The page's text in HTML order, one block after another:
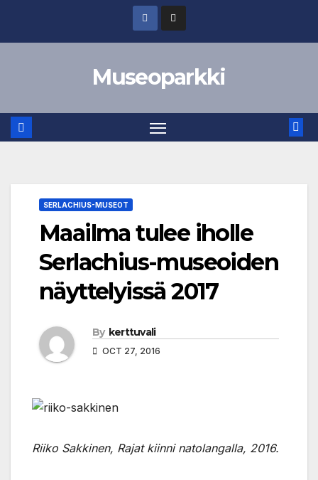
Museoparkki
SERLACHIUS-MUSEOT
Maailma tulee iholle
Serlachius-museoiden
näyttelyissä 2017
By kerttuvali
OCT 27, 2016
Riiko Sakkinen, Rajat kiinni natolangalla, 2016.